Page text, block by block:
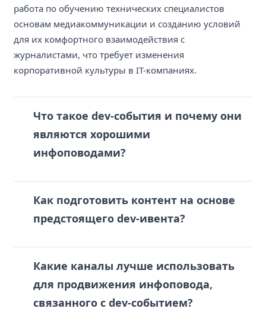
работа по обучению технических специалистов
основам медиакоммуникации и созданию условий
для их комфортного взаимодействия с
журналистами, что требует изменения
корпоративной культуры в IT-компаниях.
Что такое dev-события и почему они
являются хорошими
инфоповодами?
Как подготовить контент на основе
предстоящего dev-ивента?
Какие каналы лучше использовать
для продвижения инфоповода,
связанного с dev-событием?